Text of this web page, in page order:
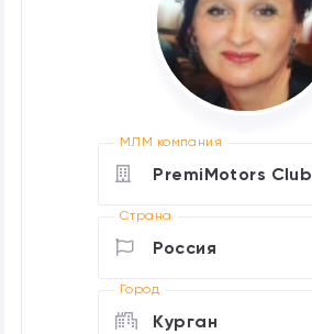
МЛМ компания
PremiMotors Club
Страна
Россия
Город
Курган